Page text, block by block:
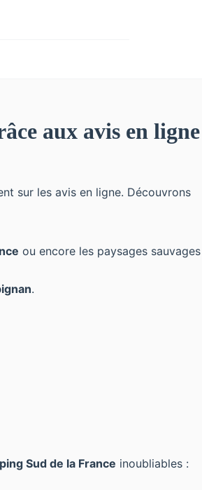
aux avis en ligne
sur les avis en ligne. Découvrons
ou encore les paysages sauvages
.
Sud de la France inoubliables :